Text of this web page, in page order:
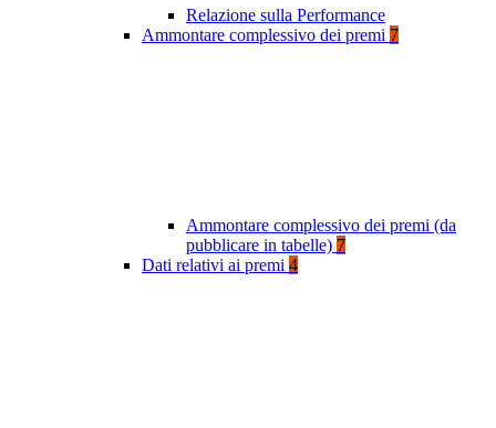
Relazione sulla Performance
Ammontare complessivo dei premi 7
Ammontare complessivo dei premi (da
pubblicare in tabelle) 7
Dati relativi ai premi 4